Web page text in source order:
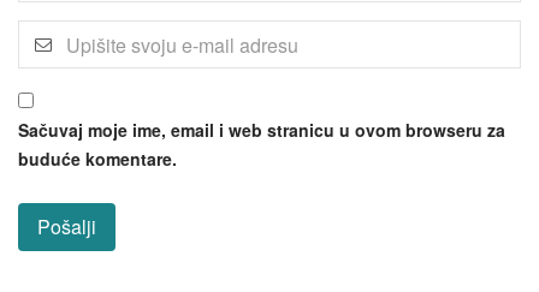
Sačuvaj moje ime, email i web stranicu u ovom browseru za
buduće komentare.